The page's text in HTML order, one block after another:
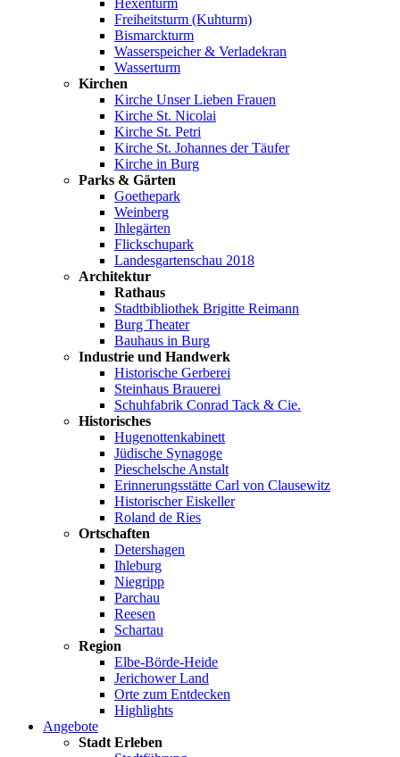
Hexenturm
Freiheitsturm (Kuhturm)
Bismarckturm
Wasserspeicher & Verladekran
Wasserturm
Kirchen
Kirche Unser Lieben Frauen
Kirche St. Nicolai
Kirche St. Petri
Kirche St. Johannes der Täufer
Kirche in Burg
Parks & Gärten
Goethepark
Weinberg
Ihlegärten
Flickschupark
Landesgartenschau 2018
Architektur
Rathaus
Stadtbibliothek Brigitte Reimann
Burg Theater
Bauhaus in Burg
Industrie und Handwerk
Historische Gerberei
Steinhaus Brauerei
Schuhfabrik Conrad Tack & Cie.
Historisches
Hugenottenkabinett
Jüdische Synagoge
Pieschelsche Anstalt
Erinnerungsstätte Carl von Clausewitz
Historischer Eiskeller
Roland de Ries
Ortschaften
Detershagen
Ihleburg
Niegripp
Parchau
Reesen
Schartau
Region
Elbe-Börde-Heide
Jerichower Land
Orte zum Entdecken
Highlights
Angebote
Stadt Erleben